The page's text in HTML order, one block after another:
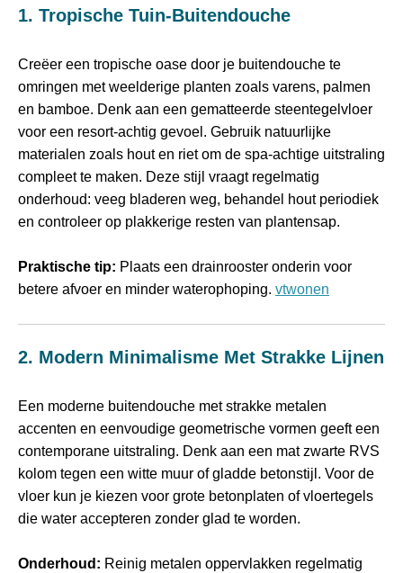
1. Tropische Tuin‑buitendouche
Creëer een tropische oase door je buitendouche te
omringen met weelderige planten zoals varens, palmen
en bamboe. Denk aan een gematteerde steentegelvloer
voor een resort‑achtig gevoel. Gebruik natuurlijke
materialen zoals hout en riet om de spa‑achtige uitstraling
compleet te maken. Deze stijl vraagt regelmatig
onderhoud: veeg bladeren weg, behandel hout periodiek
en controleer op plakkerige resten van plantensap.
Praktische tip: Plaats een drainrooster onderin voor
betere afvoer en minder waterophoping. vtwonen
2. Modern Minimalisme Met Strakke Lijnen
Een moderne buitendouche met strakke metalen
accenten en eenvoudige geometrische vormen geeft een
contemporane uitstraling. Denk aan een mat zwarte RVS
kolom tegen een witte muur of gladde betonstijl. Voor de
vloer kun je kiezen voor grote betonplaten of vloertegels
die water accepteren zonder glad te worden.
Onderhoud: Reinig metalen oppervlakken regelmatig